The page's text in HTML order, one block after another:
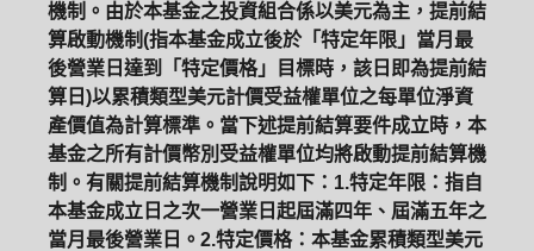
機制。由於本基金之投資組合係以美元為主，提前結
算啟動機制(指本基金成立後於「特定年限」當月最
後營業日達到「特定價格」目標時，該日即為提前結
算日)以累積類型美元計價受益權單位之每單位淨資
產價值為計算標準。當下述提前結算要件成立時，本
基金之所有計價幣別受益權單位均將啟動提前結算機
制。有關提前結算機制說明如下：1.特定年限：指自
本基金成立日之次一營業日起屆滿四年、屆滿五年之
當月最後營業日。2.特定價格：本基金累積類型美元